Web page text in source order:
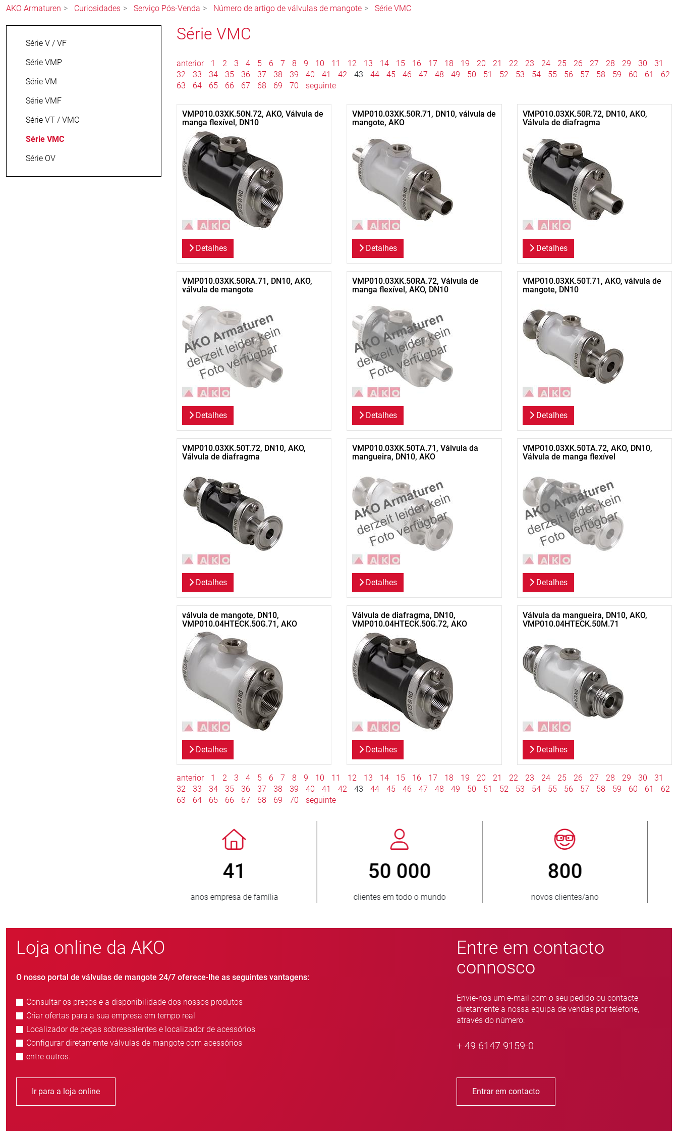
AKO Armaturen Curiosidades Serviço Pós-Venda Número de artigo de válvulas de mangote Série VMC
Série V / VF
Série VMP
Série VM
Série VMF
Série VT / VMC
Série VMC
Série OV
Série VMC
anterior 1 2 3 4 5 6 7 8 9 10 11 12 13 14 15 16 17 18 19 20 21 22 23 24 25 26 27 28 29 30
31
32
33 34 35 36 37 38 39 40 41 42 43 44 45 46 47 48 49 50 51 52 53 54 55 56 57 58 59 60 61
62
63
64 65 66 67 68 69 70 seguinte
VMP010.03XK.50N.72, AKO, Válvula de
manga flexível, DN10
Detalhes
VMP010.03XK.50R.71, DN10, válvula de
mangote, AKO
Detalhes
VMP010.03XK.50R.72, DN10, AKO,
Válvula de diafragma
Detalhes
VMP010.03XK.50RA.71, DN10, AKO,
válvula de mangote
Detalhes
VMP010.03XK.50RA.72, Válvula de
manga flexível, AKO, DN10
Detalhes
VMP010.03XK.50T.71, AKO, válvula de
mangote, DN10
Detalhes
VMP010.03XK.50T.72, DN10, AKO,
Válvula de diafragma
Detalhes
VMP010.03XK.50TA.71, Válvula da
mangueira, DN10, AKO
Detalhes
VMP010.03XK.50TA.72, AKO, DN10,
Válvula de manga flexível
Detalhes
válvula de mangote, DN10,
VMP010.04HTECK.50G.71, AKO
Detalhes
Válvula de diafragma, DN10,
VMP010.04HTECK.50G.72, AKO
Detalhes
Válvula da mangueira, DN10, AKO,
VMP010.04HTECK.50M.71
Detalhes
anterior 1 2 3 4 5 6 7 8 9 10 11 12 13 14 15 16 17 18 19 20 21 22 23 24 25 26 27 28 29 30
31
32
33 34 35 36 37 38 39 40 41 42 43 44 45 46 47 48 49 50 51 52 53 54 55 56 57 58 59 60 61
62
63
64 65 66 67 68 69 70 seguinte
> 3 500 000
unidades vendidas
150
países fornecidos
> 15 000
variantes de válvula de mangote
Loja online da AKO
O nosso portal de válvulas de mangote 24/7 oferece-lhe as seguintes vantagens:
Consultar os preços e a disponibilidade dos nossos produtos
Criar ofertas para a sua empresa em tempo real
Localizador de peças sobressalentes e localizador de acessórios
Configurar diretamente válvulas de mangote com acessórios
entre outros.
Ir para a loja online
Entre em contacto
connosco
Envie-nos um e-mail com o seu pedido ou contacte
diretamente a nossa equipa de vendas por telefone,
através do número:
+ 49 6147 9159-0
Entrar em contacto